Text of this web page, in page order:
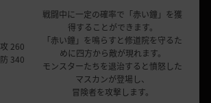
攻 260
防 340
戦闘中に一定の確率で「赤い鐘」を獲
得することができます。
「赤い鐘」を鳴らすと修道院を守るた
めに四方から敵が現れます。
モンスターたちを退治すると憤怒した
マスカンが登場し、
冒険者を攻撃します。